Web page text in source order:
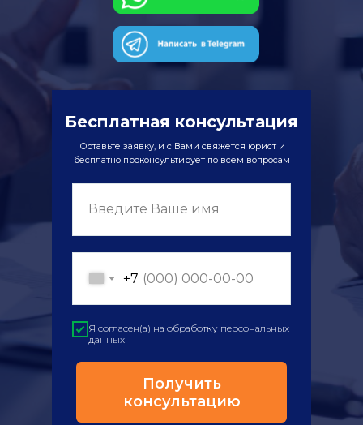
Введите Ваше имя
+7
Я согласен(а) на обработку персональных
данных
Получить
консультацию
Оставьте заявку, и с Вами свяжется юрист и
бесплатно проконсультирует по всем вопросам
Бесплатная консультация